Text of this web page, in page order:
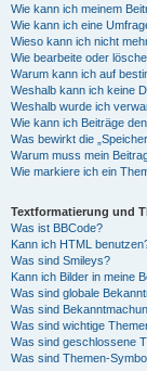
Wie kann ich meinem
Wie kann ich eine
Wieso kann ich nicht
Wie bearbeite oder
Warum kann ich auf
Weshalb kann ich keine
Weshalb wurde ich
Wie kann ich Beiträge
Was bewirkt die
Warum muss mein
Wie markiere ich ein
Textformatierung und
Was ist BBCode?
Kann ich HTML
Was sind Smileys?
Kann ich Bilder in meine
Was sind globale
Was sind
Was sind wichtige
Was sind geschlossene
Was sind Themen-